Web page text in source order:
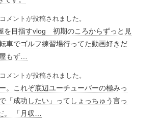
メントが投稿されました。
を目指すvlog 初期のころからずっと見
車でゴルフ練習場行ってた動画好きだ
もず…
メントが投稿されました。
。これぞ底辺ユーチューバーの極みっ
「成功したい」ってしょっちゅう言っ
。 「月収…